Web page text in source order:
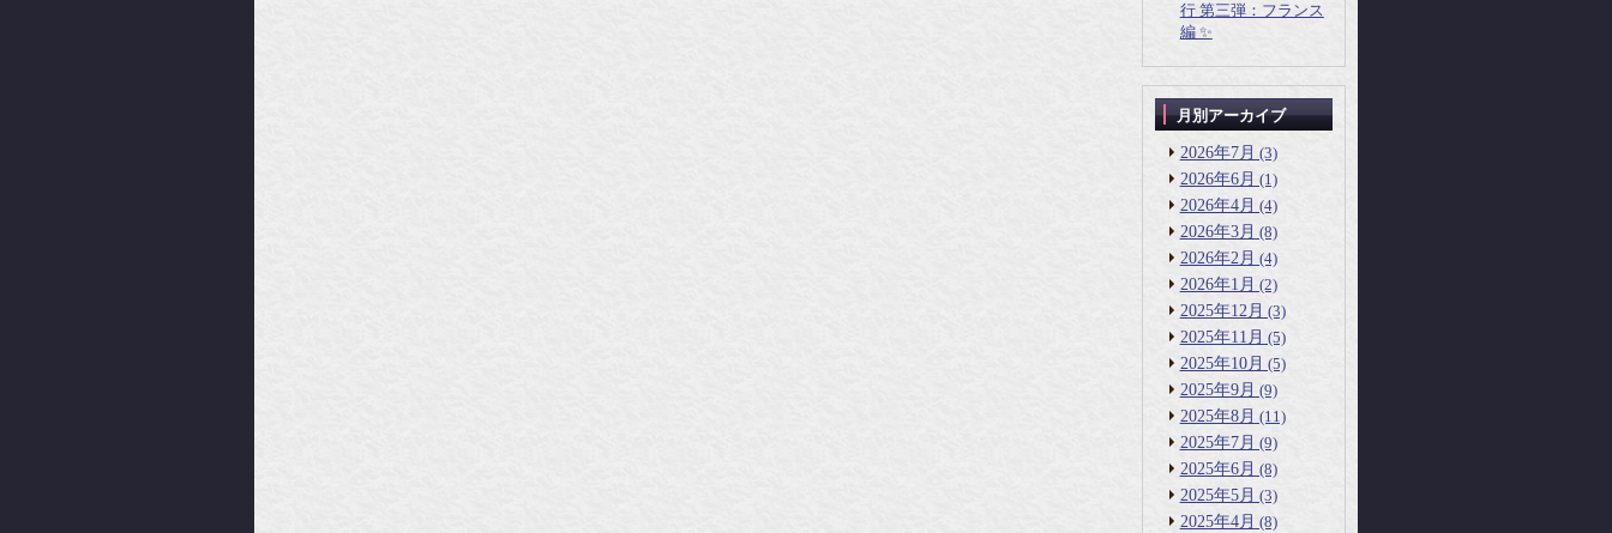
行 第三弾：フランス
編 ✨
月別アーカイブ
2026年7月 (3)
2026年6月 (1)
2026年4月 (4)
2026年3月 (8)
2026年2月 (4)
2026年1月 (2)
2025年12月 (3)
2025年11月 (5)
2025年10月 (5)
2025年9月 (9)
2025年8月 (11)
2025年7月 (9)
2025年6月 (8)
2025年5月 (3)
2025年4月 (8)